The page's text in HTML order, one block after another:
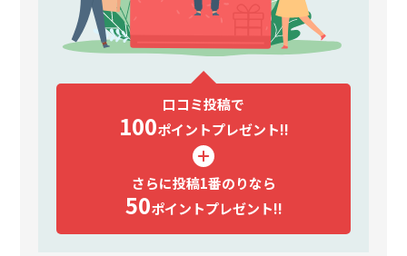
口コミ投稿で
100ポイントプレゼント!!
さらに投稿1番のりなら
50ポイントプレゼント!!